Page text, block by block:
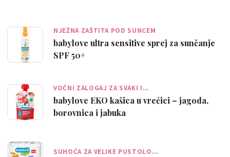
NJEŽNA ZAŠTITA POD SUNCEM
babylove ultra sensitive sprej za sunčanje
SPF 50+
VOĆNI ZALOGAJ ZA SVAKI I…
babylove EKO kašica u vrećici – jagoda,
borovnica i jabuka
SUHOĆA ZA VELIKE PUSTOLO…